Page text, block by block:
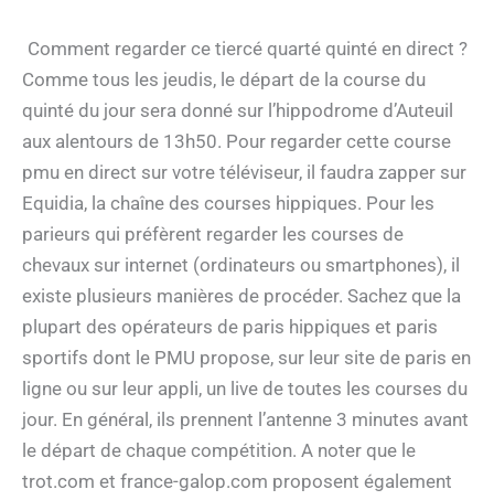
Comment regarder ce tiercé quarté quinté en direct ?
Comme tous les jeudis, le départ de la course du
quinté du jour sera donné sur l’hippodrome d’Auteuil
aux alentours de 13h50. Pour regarder cette course
pmu en direct sur votre téléviseur, il faudra zapper sur
Equidia, la chaîne des courses hippiques. Pour les
parieurs qui préfèrent regarder les courses de
chevaux sur internet (ordinateurs ou smartphones), il
existe plusieurs manières de procéder. Sachez que la
plupart des opérateurs de paris hippiques et paris
sportifs dont le PMU propose, sur leur site de paris en
ligne ou sur leur appli, un live de toutes les courses du
jour. En général, ils prennent l’antenne 3 minutes avant
le départ de chaque compétition. A noter que le
trot.com et france-galop.com proposent également